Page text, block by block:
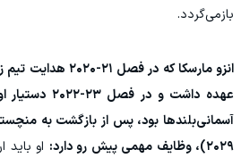
بازمی‌گردد.
عهده داشت و
آسمانی‌بلندها بود، پس از بازگشت به
۲۰۲۹)، وظایف مهمی پیش رو دارد:
او باید